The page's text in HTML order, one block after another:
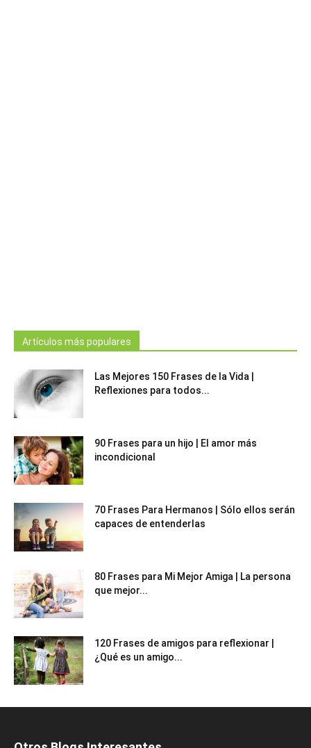
Artículos más populares
Las Mejores 150 Frases de la Vida |
Reflexiones para todos...
90 Frases para un hijo | El amor más
incondicional
70 Frases Para Hermanos | Sólo ellos serán
capaces de entenderlas
80 Frases para Mi Mejor Amiga | La persona
que mejor...
120 Frases de amigos para reflexionar |
¿Qué es un amigo...